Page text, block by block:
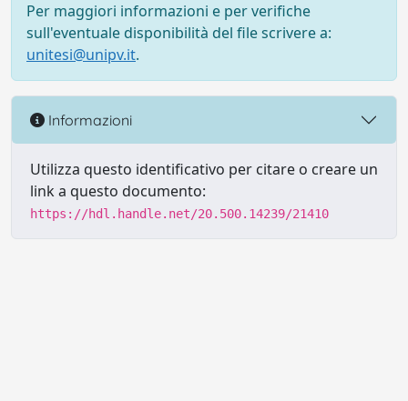
Per maggiori informazioni e per verifiche
sull'eventuale disponibilità del file scrivere a:
unitesi@unipv.it.
Informazioni
Utilizza questo identificativo per citare o creare un
link a questo documento:
https://hdl.handle.net/20.500.14239/21410